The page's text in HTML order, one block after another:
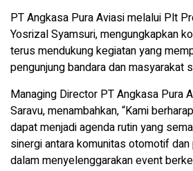
PT Angkasa Pura Aviasi melalui Plt
Yosrizal Syamsuri, mengungkapkan
terus mendukung kegiatan yang
pengunjung bandara dan masyarakat
Managing Director PT Angkasa Pura
Saravu, menambahkan, “Kami
dapat menjadi agenda rutin yang
sinergi antara komunitas otomotif
dalam menyelenggarakan event